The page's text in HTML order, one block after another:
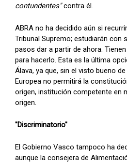
contundentes"contra él.
ABRA no ha decidido aún si
Tribunal Supremo; estudiarán con
pasos dar a partir de ahora.
para hacerlo. Esta es la última
Álava, ya que, sin el visto bueno
Europea no permitirá la
origen, institución competente en
origen.
"Discriminatorio"
El Gobierno Vasco tampoco ha
aunque la consejera de